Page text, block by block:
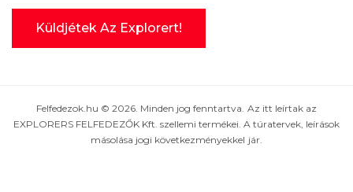
Felfedezok.hu © 2026. Minden jog fenntartva. Az itt leírtak az
EXPLORERS FELFEDEZŐK Kft. szellemi termékei. A túratervek, leírások
másolása jogi következményekkel jár.